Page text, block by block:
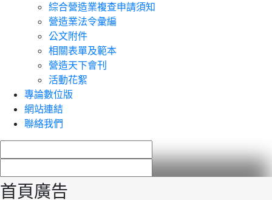
綜合營造業複查申請須知
營造業法令彙編
公文附件
相關表單及範本
營造天下會刊
活動花絮
專論數位版
網站連結
聯絡我們
首頁廣告